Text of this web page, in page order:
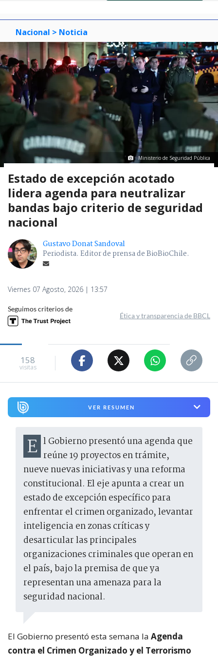
Nacional > Noticia
Ministerio de Seguridad Pública
Estado de excepción acotado
lidera agenda para neutralizar
bandas bajo criterio de seguridad
nacional
Gustavo Donat Sandoval
Periodista. Editor de prensa de BioBioChile.
Viernes 07 Agosto, 2026 | 13:57
Seguimos criterios de
Ética y transparencia de BBCL
158
visitas
VER RESUMEN
El Gobierno presentó una agenda que reúne 19 proyectos en trámite,
nueve nuevas iniciativas y una reforma
constitucional. El eje apunta a crear un
estado de excepción específico para
enfrentar el crimen organizado, levantar
inteligencia en zonas críticas y
desarticular las principales
organizaciones criminales que operan en
el país, bajo la premisa de que ya
representan una amenaza para la
seguridad nacional.
El Gobierno presentó esta semana la Agenda
contra el Crimen Organizado y el Terrorismo